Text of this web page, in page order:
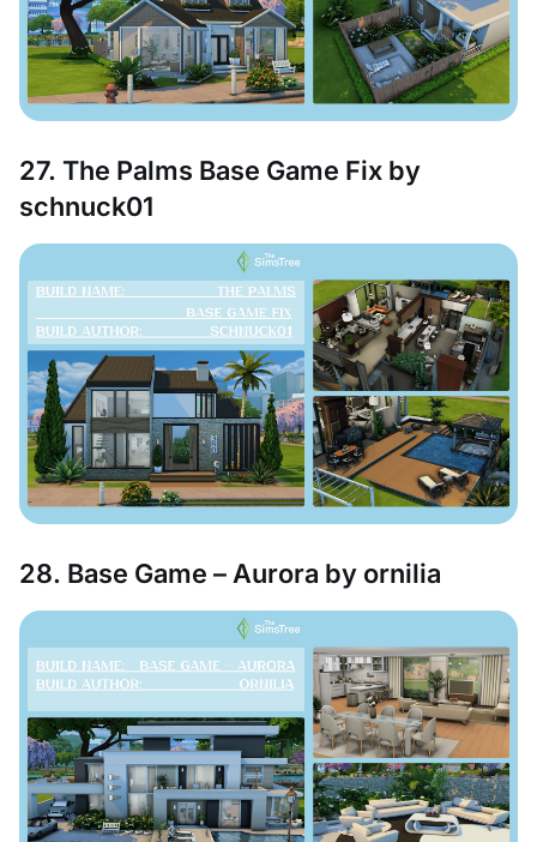
27. The Palms Base Game Fix by
schnuck01
28. Base Game – Aurora by ornilia